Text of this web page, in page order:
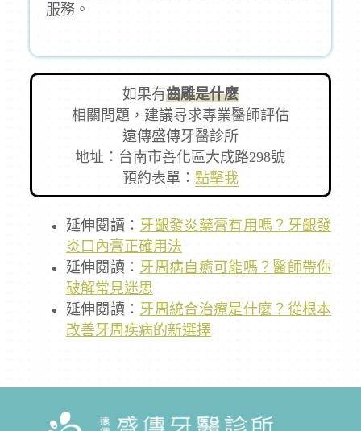
服務。
如果有齒雕是什麼
相關問題，建議尋求專業醫師評估
遠傳盛傳牙醫診所
地址：台南市善化區大成路298號
預約表單： 點擊我
延伸閱讀： 牙齦發炎藥膏有用嗎？牙齦發
炎口內膏正確用法
延伸閱讀： 牙周病自癒可能嗎？醫師帶你
破解常見迷思
延伸閱讀： 牙周統合治療是什麼？從根本
改善牙周疾病的新選擇